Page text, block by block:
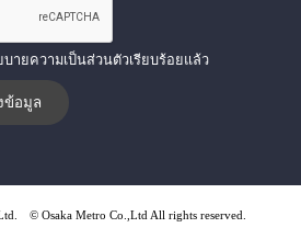
ายความเป็นส่วนตัวเรียบร้อยแล้ว
Ltd. © Osaka Metro Co.,Ltd All rights reserved.